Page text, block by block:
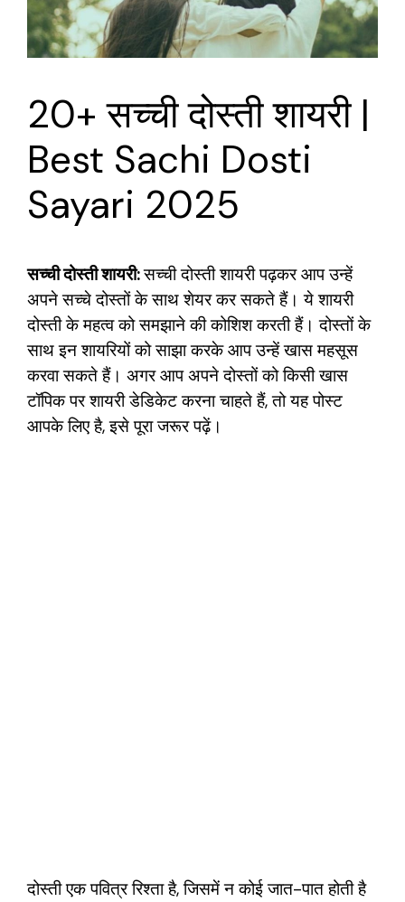
20+ सच्ची दोस्ती शायरी |
Best Sachi Dosti
Sayari 2025
सच्ची दोस्ती शायरी:सच्ची दोस्ती शायरी पढ़कर आप उन्हें
अपने सच्चे दोस्तों के साथ शेयर कर सकते हैं। ये शायरी
दोस्ती के महत्व को समझाने की कोशिश करती हैं। दोस्तों के
साथ इन शायरियों को साझा करके आप उन्हें खास महसूस
करवा सकते हैं। अगर आप अपने दोस्तों को किसी खास
टॉपिक पर शायरी डेडिकेट करना चाहते हैं, तो यह पोस्ट
आपके लिए है, इसे पूरा जरूर पढ़ें।
दोस्ती एक पवित्र रिश्ता है, जिसमें न कोई जात-पात होती है